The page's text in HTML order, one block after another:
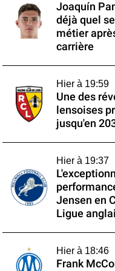
Joaquín
déjà quel
métier
carrière
Hier à 19:59
Une des
lensoises
jusqu'en
Hier à 19:37
Jensen en
Ligue
Hier à 18:46
Frank